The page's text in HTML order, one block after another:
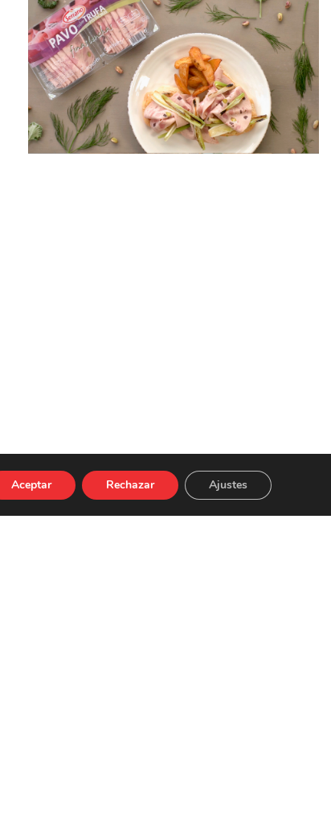
Aceptar Rechazar Ajustes